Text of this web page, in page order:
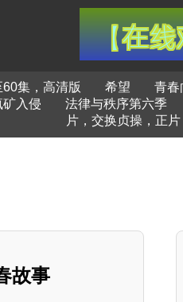
集，高清版 希望 青春
矿入侵 法律与秩序第六季
片，交换贞操，正片
故事